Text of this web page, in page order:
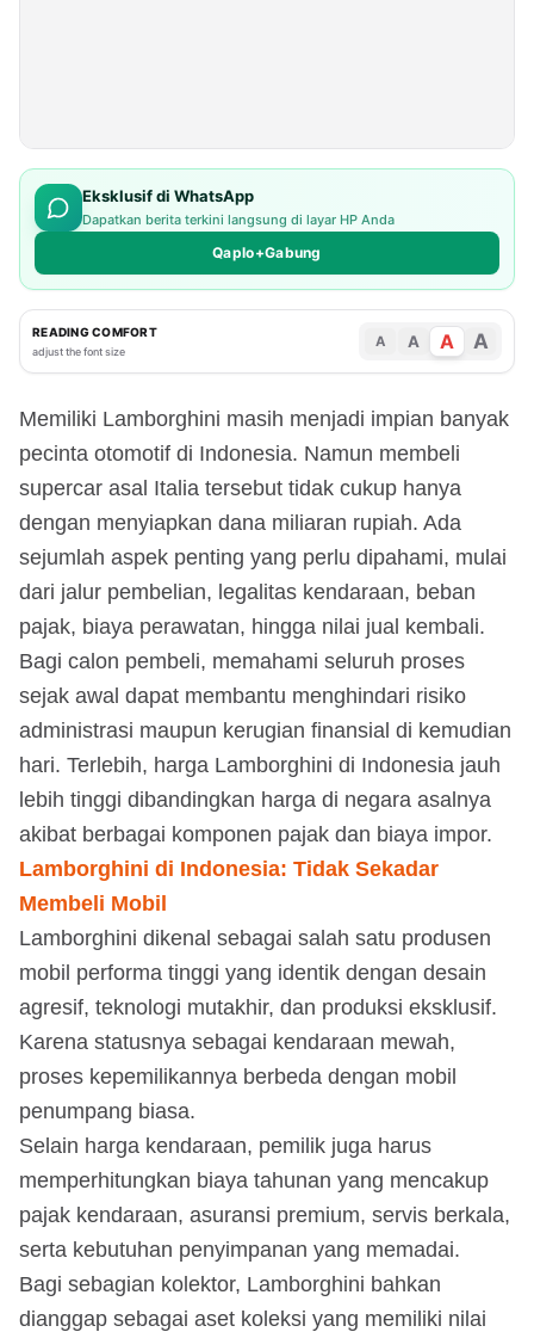
Eksklusif di WhatsApp
Dapatkan berita terkini langsung di layar HP Anda
Qaplo+Gabung
READING COMFORT
adjust the font size
A A A A
Memiliki Lamborghini masih menjadi impian banyak
pecinta otomotif di Indonesia. Namun membeli
supercar asal Italia tersebut tidak cukup hanya
dengan menyiapkan dana miliaran rupiah. Ada
sejumlah aspek penting yang perlu dipahami, mulai
dari jalur pembelian, legalitas kendaraan, beban
pajak, biaya perawatan, hingga nilai jual kembali.
Bagi calon pembeli, memahami seluruh proses
sejak awal dapat membantu menghindari risiko
administrasi maupun kerugian finansial di kemudian
hari. Terlebih, harga Lamborghini di Indonesia jauh
lebih tinggi dibandingkan harga di negara asalnya
akibat berbagai komponen pajak dan biaya impor.
Lamborghini di Indonesia: Tidak Sekadar
Membeli Mobil
Lamborghini dikenal sebagai salah satu produsen
mobil performa tinggi yang identik dengan desain
agresif, teknologi mutakhir, dan produksi eksklusif.
Karena statusnya sebagai kendaraan mewah,
proses kepemilikannya berbeda dengan mobil
penumpang biasa.
Selain harga kendaraan, pemilik juga harus
memperhitungkan biaya tahunan yang mencakup
pajak kendaraan, asuransi premium, servis berkala,
serta kebutuhan penyimpanan yang memadai.
Bagi sebagian kolektor, Lamborghini bahkan
dianggap sebagai aset koleksi yang memiliki nilai